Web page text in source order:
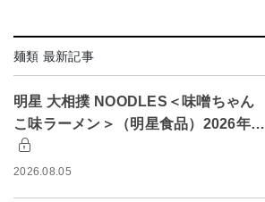
麺類 最新記事
明星 大相撲 NOODLES＜味噌ちゃん
こ味ラーメン＞（明星食品）2026年…
2026.08.05